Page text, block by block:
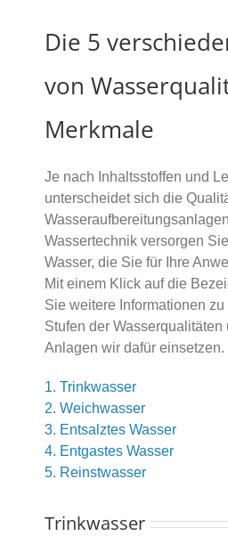
Die 5
von
Merkmale
Je nach Inhaltsstoffen und
unterscheidet sich die
Wassertechnik versorgen
Wasser, die Sie für Ihre
Mit einem Klick auf die
Sie weitere Informationen
Stufen der Wasserqualitäten
Anlagen wir dafür einsetzen.
1. Trinkwasser
2. Weichwasser
3. Entsalztes Wasser
4. Entgastes Wasser
5. Reinstwasser
Trinkwasser